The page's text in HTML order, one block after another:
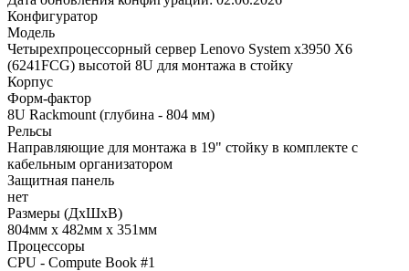
Конфигуратор
Модель
Четырехпроцессорный сервер Lenovo System x3950 X6
(6241FCG) высотой 8U для монтажа в стойку
Корпус
Форм-фактор
8U Rackmount (глубина - 804 мм)
Рельсы
Направляющие для монтажа в 19" стойку в комплекте с
кабельным организатором
Защитная панель
нет
Размеры (ДхШхВ)
804мм х 482мм х 351мм
Процессоры
CPU - Compute Book #1